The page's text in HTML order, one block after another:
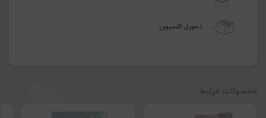
تحویل اکسپرس
محصولات مرتبط